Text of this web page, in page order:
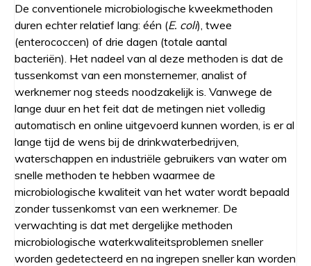
De conventionele microbiologische kweekmethoden
duren echter relatief lang: één (E. coli), twee
(enterococcen) of drie dagen (totale aantal
bacteriën). Het nadeel van al deze methoden is dat de
tussenkomst van een monsternemer, analist of
werknemer nog steeds noodzakelijk is. Vanwege de
lange duur en het feit dat de metingen niet volledig
automatisch en online uitgevoerd kunnen worden, is er al
lange tijd de wens bij de drinkwaterbedrijven,
waterschappen en industriële gebruikers van water om
snelle methoden te hebben waarmee de
microbiologische kwaliteit van het water wordt bepaald
zonder tussenkomst van een werknemer. De
verwachting is dat met dergelijke methoden
microbiologische waterkwaliteitsproblemen sneller
worden gedetecteerd en na ingrepen sneller kan worden